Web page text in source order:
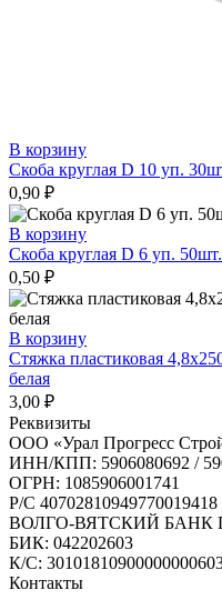
В корзину
Скоба круглая D 10 уп.
0,90 ₽
В корзину
Скоба круглая D 6 уп. 50шт.
0,50 ₽
В корзину
Стяжка пластиковая
белая
3,00 ₽
Реквизиты
ООО «Урал Прогресс
ИНН/КПП: 5906080692 /
ОГРН: 1085906001741
Р/C 40702810949770019418
ВОЛГО-ВЯТСКИЙ БАНК
БИК: 042202603
К/С:
Контакты